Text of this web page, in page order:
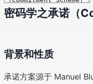
密码学之承诺（
背景和性质
承诺方案源于 Manuel